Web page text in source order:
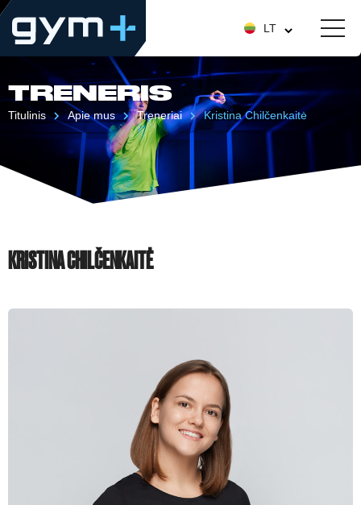
LT
TRENERIS
Titulinis Apie mus Treneriai Kristina Chilčenkaitė
KRISTINA CHILČENKAITĖ